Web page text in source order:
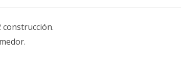
construcción.